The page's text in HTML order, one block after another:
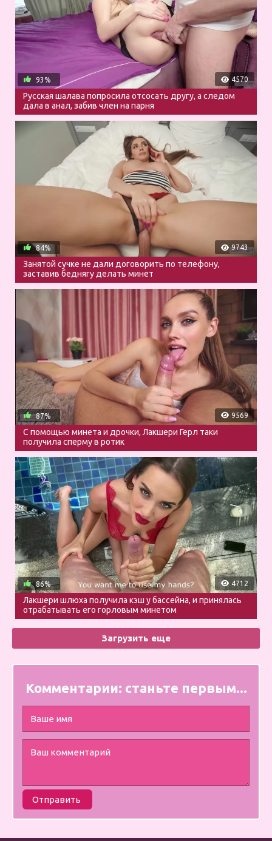
4570
93%
Русская шалава попросила отсосать другу, а следом
дала в анал, забив член на парня
9743
84%
Занятой сучке не дали договорить по телефону,
заставив беднягу делать минет
9569
87%
С помощью минета и дрочки, Лакшери Герл таки
получила сперму в ротик
4712
86%
Лакшери шлюха получила кэш у бассейна, и принялась
отрабатывать его горловым минетом
Загрузить еще
Комментарии: станьте первым...
Отправить